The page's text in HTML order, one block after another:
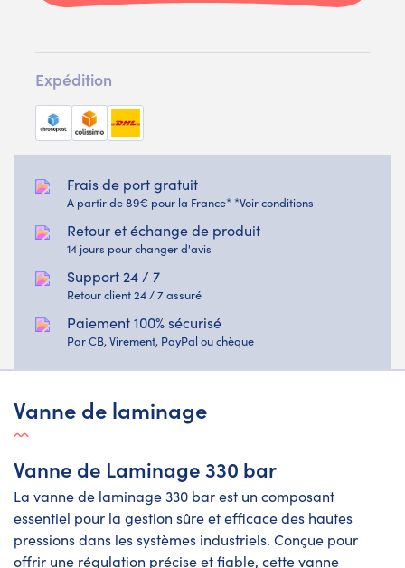
Expédition
Frais de port gratuit
A partir de 89€ pour la France* *Voir conditions
Retour et échange de produit
14 jours pour changer d'avis
Support 24 / 7
Retour client 24 / 7 assuré
Paiement 100% sécurisé
Par CB, Virement, PayPal ou chèque
Vanne de laminage
Vanne de Laminage 330 bar
La vanne de laminage 330 bar est un composant
essentiel pour la gestion sûre et efficace des hautes
pressions dans les systèmes industriels. Conçue pour
offrir une régulation précise et fiable, cette vanne